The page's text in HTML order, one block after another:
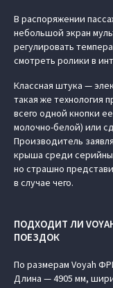
В распоряжении
небольшой экран
регулировать
смотреть ролики в
Классная штука —
такая же технология
всего одной кнопки
молочно-белой) или
Производитель
крыша среди
но страшно
в случае чего.
ПОДХОДИТ ЛИ
ПОЕЗДОК
По размерам Voyah
Длина — 4905 мм,